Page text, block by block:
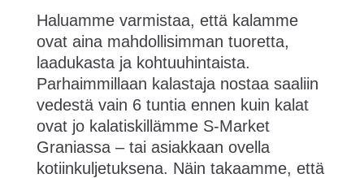
Haluamme varmistaa, että kalamme
ovat aina mahdollisimman tuoretta,
laadukasta ja kohtuuhintaista.
Parhaimmillaan kalastaja nostaa saaliin
vedestä vain 6 tuntia ennen kuin kalat
ovat jo kalatiskillämme S-Market
Graniassa – tai asiakkaan ovella
kotiinkuljetuksena. Näin takaamme, että